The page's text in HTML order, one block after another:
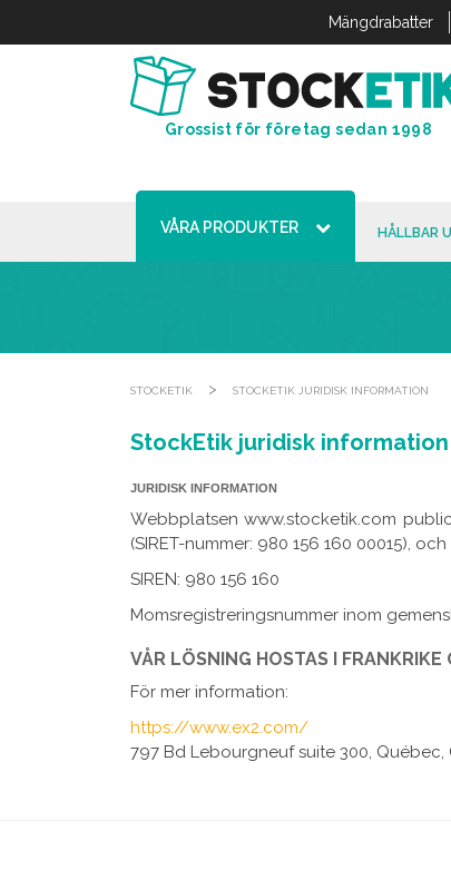
Mängdrabatter
Grossist för företag sedan 1998
VÅRA PRODUKTER HÅLLBAR
STOCKETIK > STOCKETIK JURIDISK INFORMATION
StockEtik juridisk information
JURIDISK INFORMATION
Webbplatsen www.stocketik.com
(SIRET-nummer: 980 156 160 00015),
SIREN: 980 156 160
Momsregistreringsnummer inom
VÅR LÖSNING HOSTAS I
För mer information:
https://www.ex2.com/
797 Bd Lebourgneuf suite 300, Québec,